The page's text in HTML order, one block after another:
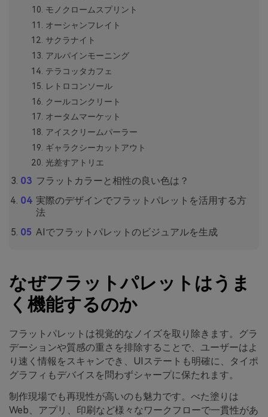
モノクロームスプリント
オーシャンフレイト
サクラナイト
アルパインモーニング
テラコッタカフェ
レトロコンソール
クールコンクリート
オータムマーケット
アイスクリームパーラー
ギャラクシーカットアウト
光差すアトリエ
フラットカラーと相性の良い色は？
実際のデザインでフラットパレットを活用する方
法
AIでフラットパレットのビジュアルを生成
なぜフラットパレットはうま
く機能するのか
フラットパレットは視覚的なノイズを取り除きます。グラ
デーションや質感の重さを排除することで、ユーザーはよ
り速く情報をスキャンでき、UIステートも明確に、タイポ
グラフィもデバイスを問わずシャープに保たれます。
制作現場でも再現性が高いのも魅力です。べた塗りは
Web、アプリ、印刷など様々なワークフローで一貫性があ